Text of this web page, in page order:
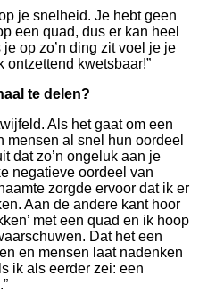
je snelheid. Je hebt geen
een quad, dus er kan heel
op zo’n ding zit voel je je
ontzettend kwetsbaar!”
te delen?
Als het gaat om een
mensen al snel hun oordeel
dat zo’n ongeluk aan je
negatieve oordeel van
zorgde ervoor dat ik er
Aan de andere kant hoor
met een quad en ik hoop
Dat het een
en mensen laat nadenken
ik als eerder zei: een